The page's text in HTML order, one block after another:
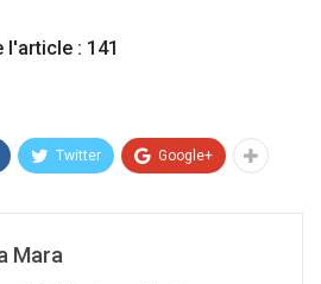
l'article : 141
Twitter Google+
Mara